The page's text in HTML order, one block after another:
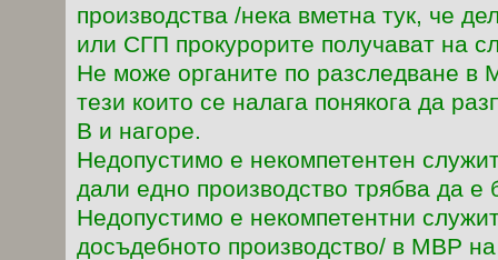
производства /нека вметна тук, че
или СГП прокурорите получават на
Не може органите по разследване в
тези които се налага понякога да
В и нагоре.
Недопустимо е некомпетентен
дали едно производство трябва да
Недопустимо е некомпетентни
досъдебното производство/ в МВР